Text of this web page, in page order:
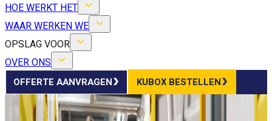
HOE WERKT HET
WAAR WERKEN WE
OPSLAG VOOR
OVER ONS
OFFERTE AANVRAGEN KUBOX BESTELLEN